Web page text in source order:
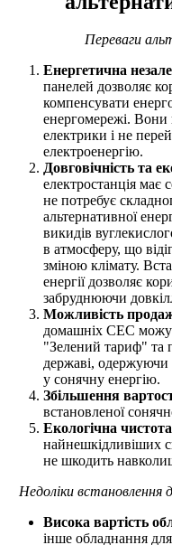
Переваги
Енергетична
панелей дозволяє
компенсувати
енергомережі. Вони
електрики і не
електроенергію.
Довговічність та
електростанція має
не потребує
альтернативної
викидів
в атмосферу, що
зміною клімату.
енергії дозволяє
забруднюючи
Можливість
домашніх СЕС
"Зелений тариф" та
державі, одержуючи
у сонячну енергію.
Збільшення
встановленої
Екологічна
найнешкідливіших
не шкодить
Недоліки встановлення
Висока вартість
інше обладнання